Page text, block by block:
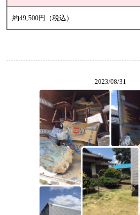
約49,500円（税込）
2023/08/31